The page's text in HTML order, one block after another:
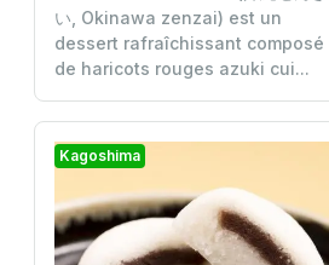
い, Okinawa zenzai) est un
dessert rafraîchissant composé
de haricots rouges azuki cui...
Kagoshima